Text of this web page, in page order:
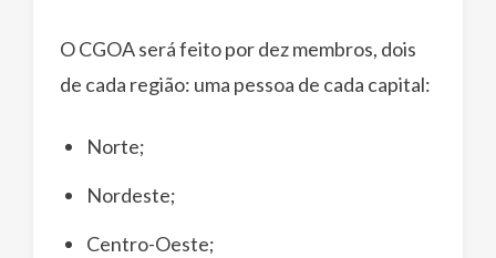
O CGOA será feito por dez membros, dois
de cada região: uma pessoa de cada capital:
Norte;
Nordeste;
Centro-Oeste;